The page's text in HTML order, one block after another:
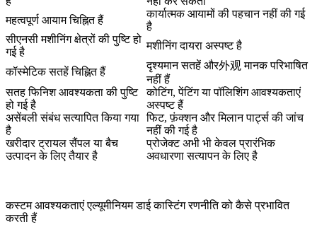
महत्वपूर्ण आयाम चिह्नित हैं
कार्यात्मक आयामों की पहचान नहीं की गई
है
सीएनसी मशीनिंग क्षेत्रों की पुष्टि हो
गई है
मशीनिंग दायरा अस्पष्ट है
कॉस्मेटिक सतहें चिह्नित हैं
दृश्यमान सतहें और外观 मानक परिभाषित
नहीं हैं
सतह फिनिश आवश्यकता की पुष्टि
हो गई है
कोटिंग, पेंटिंग या पॉलिशिंग आवश्यकताएं
अस्पष्ट हैं
असेंबली संबंध सत्यापित किया गया
है
फिट, फ़ंक्शन और मिलान पार्ट्स की जांच
नहीं की गई है
खरीदार ट्रायल सैंपल या बैच
उत्पादन के लिए तैयार है
प्रोजेक्ट अभी भी केवल प्रारंभिक
अवधारणा सत्यापन के लिए है
कस्टम आवश्यकताएं एल्यूमीनियम डाई कास्टिंग रणनीति को कैसे प्रभावित
करती हैं